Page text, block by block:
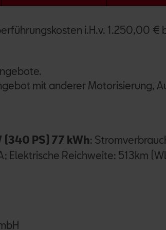
i.H.v. 1.250,00
mit anderer Motorisierung,
(340 PS) 77 kWh:
Elektrische Reichweite: 513km